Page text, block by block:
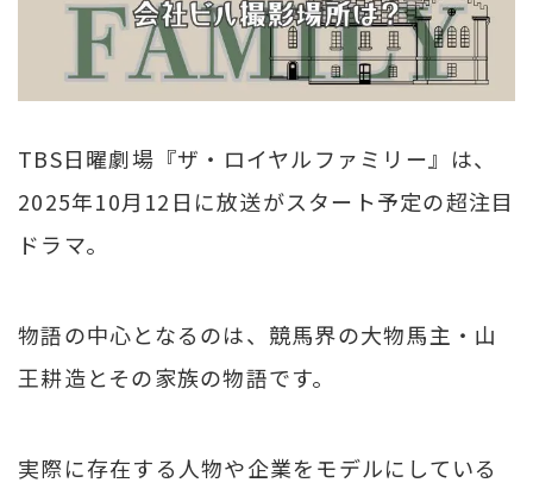
TBS日曜劇場『ザ・ロイヤルファミリー』は、
2025年10月12日に放送がスタート予定の超注目
ドラマ。
物語の中心となるのは、競馬界の大物馬主・山
王耕造とその家族の物語です。
実際に存在する人物や企業をモデルにしている